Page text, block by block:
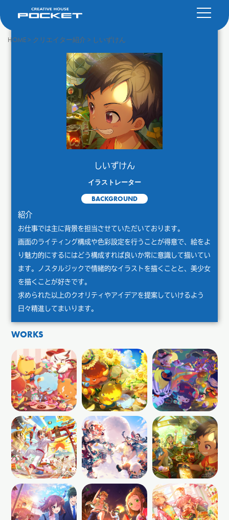
HOME> クリエイター紹介 > しいずけん
しいずけん
イラストレーター
BACKGROUND
紹介
お仕事では主に背景を担当させていただいております。
画面のライティング構成や色彩設定を行うことが得意で、絵をよ
り魅力的にするにはどう構成すれば良いか常に意識して描いてい
ます。ノスタルジックで情緒的なイラストを描くことと、美少女
を描くことが好きです。
求められた以上のクオリティやアイデアを提案していけるよう
日々精進してまいります。
WORKS